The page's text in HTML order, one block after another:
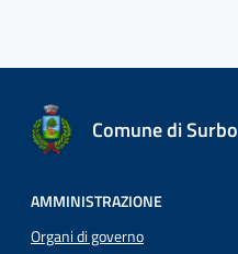
Comune di Surbo
AMMINISTRAZIONE
Organi di governo